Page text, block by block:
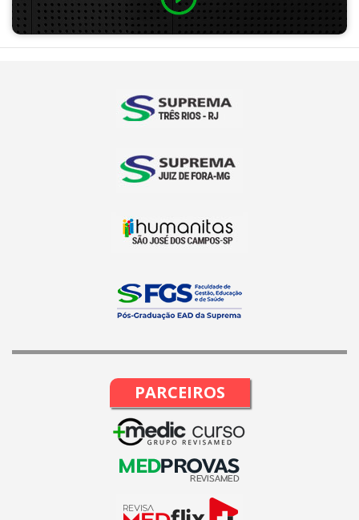
PARCEIROS